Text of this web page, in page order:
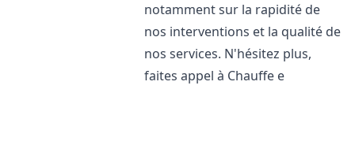
notamment sur la rapidité de
nos interventions et la qualité de
nos services. N'hésitez plus,
faites appel à Chauffe e